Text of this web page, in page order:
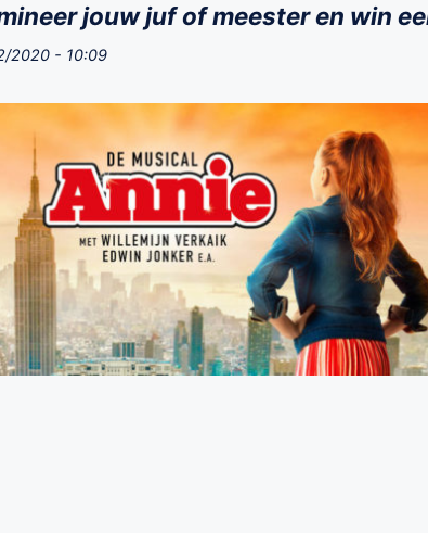
jouw juf of meester en win
2020 - 10:09